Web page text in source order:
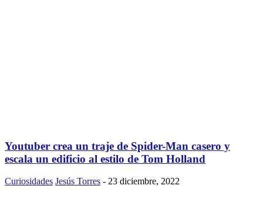
Youtuber crea un traje de Spider-Man casero y
escala un edificio al estilo de Tom Holland
Curiosidades Jesús Torres - 23 diciembre, 2022